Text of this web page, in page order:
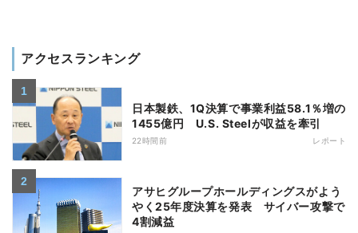
アクセスランキング
日本製鉄、1Q決算で事業利益58.1％増の
1455億円 U.S. Steelが収益を牽引
22時間前 レポート
アサヒグループホールディングスがよう
やく25年度決算を発表 サイバー攻撃で
4割減益